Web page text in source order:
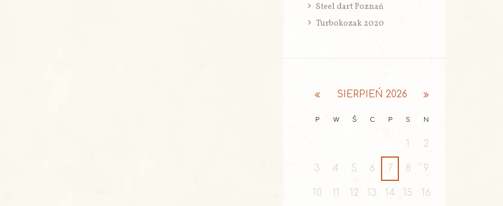
Steel dart Poznań
Turbokozak 2020
SIERPIEŃ 2026
P W Ś C P S N
1 2
3 4 5 6 7 8 9
10 11 12 13 14 15 16